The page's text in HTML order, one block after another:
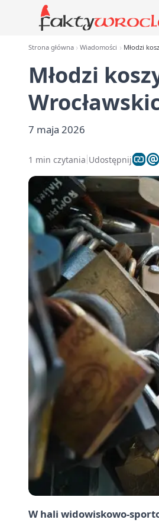
Strona główna Wiadomości Młodzi
Młodzi
7 maja 2026
1 min czytania Udostępnij
W hali widowiskowo-